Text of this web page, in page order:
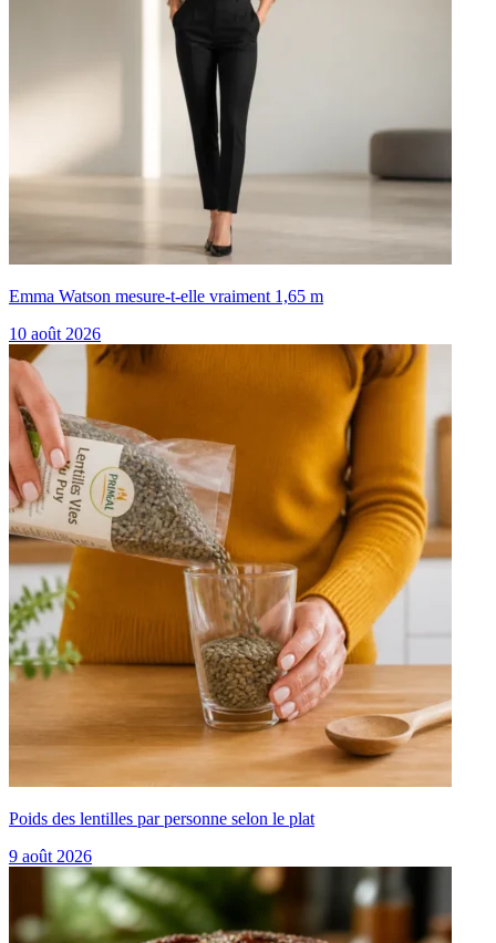
Emma Watson mesure-t-elle vraiment 1,65 m
10 août 2026
Poids des lentilles par personne selon le plat
9 août 2026